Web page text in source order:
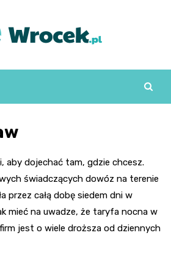
aby dojechać tam, gdzie chcesz.
świadczących dowóz na terenie
przez całą dobę siedem dni w
mieć na uwadze, że taryfa nocna w
jest o wiele droższa od dziennych